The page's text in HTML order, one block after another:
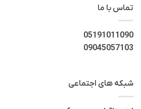
تماس با ما
05191011090
09045057103
شبکه های اجتماعی